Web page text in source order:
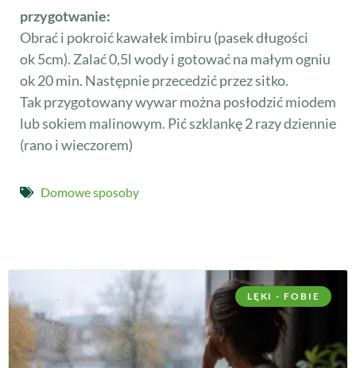
przygotwanie:
Obrać i pokroić kawałek imbiru (pasek długości
ok 5cm). Zalać 0,5l wody i gotować na małym ogniu
ok 20 min. Następnie przecedzić przez sitko.
Tak przygotowany wywar można posłodzić miodem
lub sokiem malinowym. Pić szklankę 2 razy dziennie
(rano i wieczorem)
Domowe sposoby
LĘKI - FOBIE